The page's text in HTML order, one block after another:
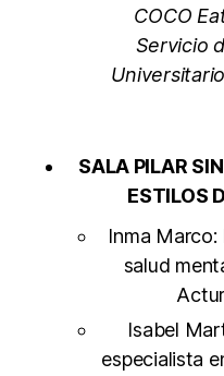
COCO
Servicio
SALA PILAR
ESTILOS
Inma Marco:
salud
Isabel
especialista